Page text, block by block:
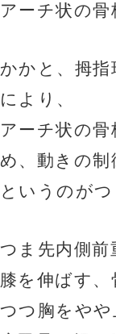
アーチ状の骨
かかと、拇指
により、
アーチ状の
め、動きの制
というのがつ
つま先内側前
膝を伸ばす、
つつ胸をやや